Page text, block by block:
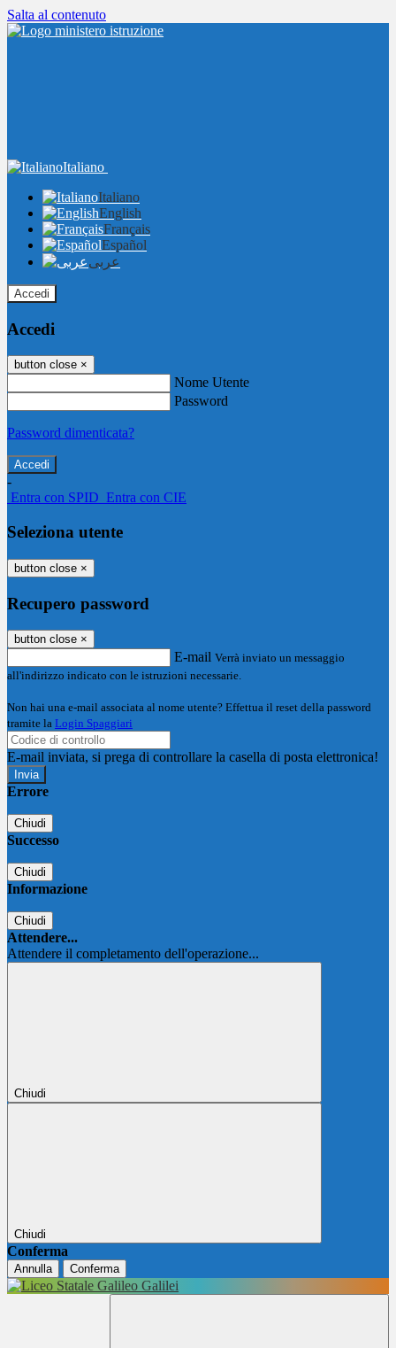
Salta al contenuto
Italiano
Italiano
English
Français
Español
عربى
Accedi
Accedi
button close ×
Nome Utente
Password
Password dimenticata?
-
Entra con SPID Entra con CIE
Seleziona utente
button close ×
Recupero password
button close ×
E-mail Verrà inviato un messaggio
all'indirizzo indicato con le istruzioni necessarie.
Non hai una e-mail associata al nome utente? Effettua il reset della password
tramite la Login Spaggiari
E-mail inviata, si prega di controllare la casella di posta elettronica!
Errore
Chiudi
Successo
Chiudi
Informazione
Chiudi
Attendere...
Attendere il completamento dell'operazione...
Chiudi
Chiudi
Conferma
Annulla Conferma